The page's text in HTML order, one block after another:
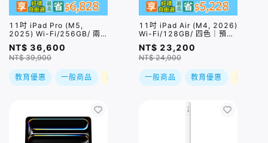
11吋 iPad Pro (M5,
2025) Wi-Fi/256GB/ 兩
色｜預購，到貨後依訂單順
序出貨
NT$ 36,600
NT$ 39,900
教育優惠 一般商品 現折
11吋 iPad Air (M4, 2026)
Wi-Fi/128GB/ 四色｜預
購，到貨後依訂單順序出貨
NT$ 23,200
NT$ 24,900
一般商品 教育優惠 現折